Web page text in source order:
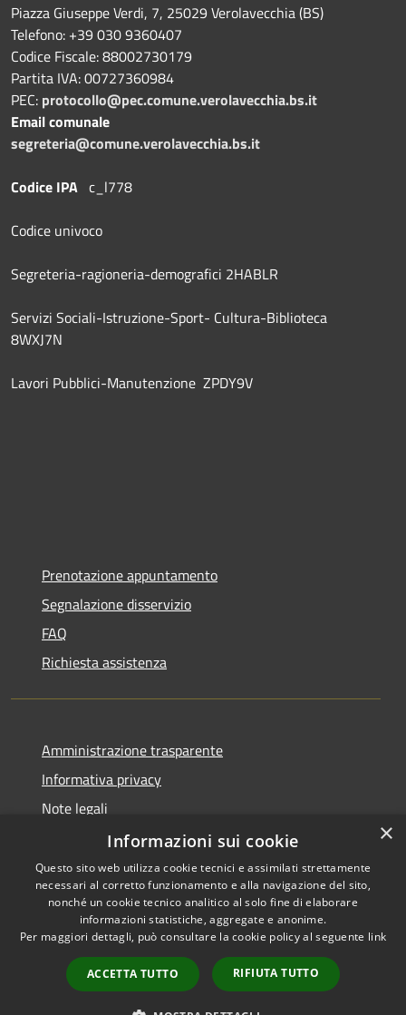
Piazza Giuseppe Verdi, 7, 25029 Verolavecchia (BS)
Telefono: +39 030 9360407
Codice Fiscale: 88002730179
Partita IVA: 00727360984
PEC: protocollo@pec.comune.verolavecchia.bs.it
Email comunale
segreteria@comune.verolavecchia.bs.it
Codice IPA c_l778
Codice univoco
Segreteria-ragioneria-demografici 2HABLR
Servizi Sociali-Istruzione-Sport- Cultura-Biblioteca
8WXJ7N
Lavori Pubblici-Manutenzione ZPDY9V
Prenotazione appuntamento
Segnalazione disservizio
FAQ
Richiesta assistenza
Amministrazione trasparente
Informativa privacy
Note legali
Dichiarazione di accessibilità
RSS
Accessibilità
Copyright © 2026 • Comune di
Verolavecchia • Powered by
Municipium•
Accesso
redazione
×
Informazioni sui cookie
Questo sito web utilizza cookie tecnici e assimilati strettamente
necessari al corretto funzionamento e alla navigazione del sito,
nonché un cookie tecnico analitico al solo fine di elaborare
informazioni statistiche, aggregate e anonime.
Per maggiori dettagli, può consultare la cookie policy al seguente link
ACCETTA TUTTO RIFIUTA TUTTO